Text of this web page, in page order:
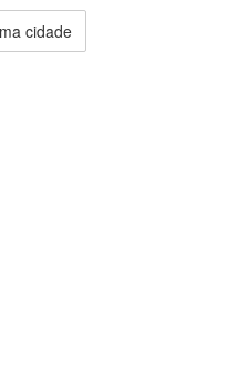
cidade